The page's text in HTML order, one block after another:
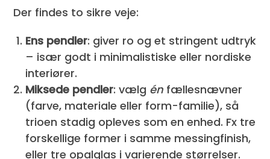
Der findes to sikre veje:
Ens pendler: giver ro og et stringent udtryk
– især godt i minimalistiske eller nordiske
interiører.
Miksede pendler: vælg én fællesnævner
(farve, materiale eller form-familie), så
trioen stadig opleves som en enhed. Fx tre
forskellige former i samme messingfinish,
eller tre opalglas i varierende størrelser.